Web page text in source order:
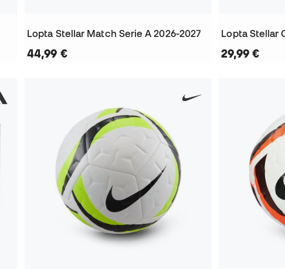
Lopta Stellar Match Serie A 2026-2027
44,99 €
Lopta Stellar
29,99 €